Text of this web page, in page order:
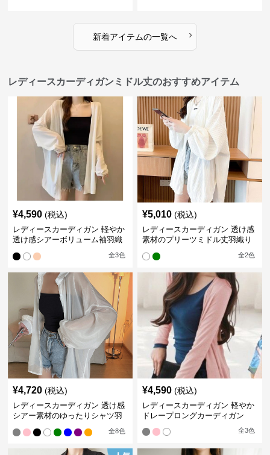
新着アイテムの一覧へ ›
レディースカーディガンミドル丈のおすすめアイテム
¥4,590 (税込)
レディースカーディガン 軽やか
透け感シアーボリューム袖羽織
全3色
¥5,010 (税込)
レディースカーディガン 透け感
素材のプリーツミドル丈羽織り
全2色
¥4,720 (税込)
レディースカーディガン 透け感
シアー素材のゆったりシャツ羽
全8色
¥4,590 (税込)
レディースカーディガン 軽やか
ドレープロングカーディガン
全3色